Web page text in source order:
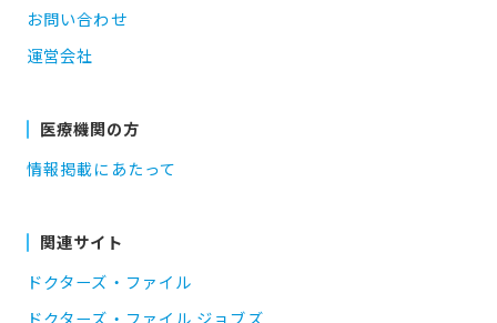
お問い合わせ
運営会社
医療機関の方
情報掲載にあたって
関連サイト
ドクターズ・ファイル
ドクターズ・ファイル ジョブズ